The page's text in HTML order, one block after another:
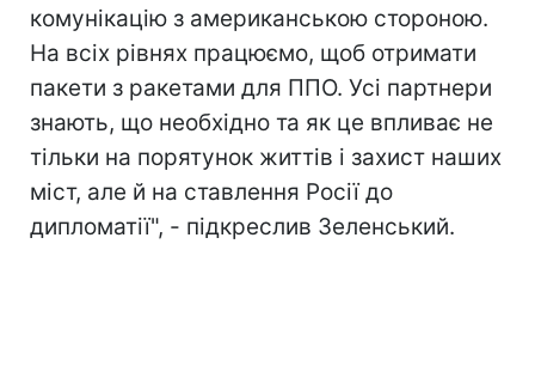
комунікацію з американською стороною.
На всіх рівнях працюємо, щоб отримати
пакети з ракетами для ППО. Усі партнери
знають, що необхідно та як це впливає не
тільки на порятунок життів і захист наших
міст, але й на ставлення Росії до
дипломатії", - підкреслив Зеленський.